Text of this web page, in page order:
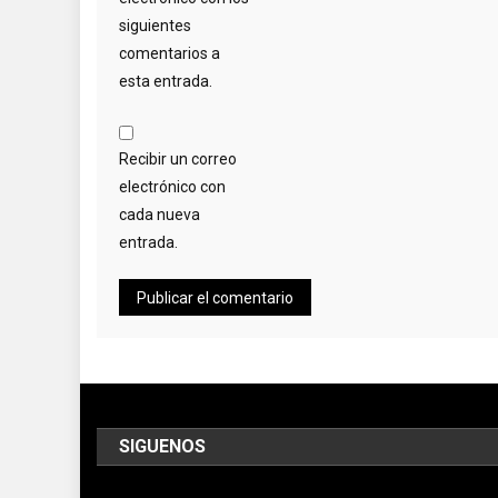
siguientes
comentarios a
esta entrada.
Recibir un correo
electrónico con
cada nueva
entrada.
SIGUENOS